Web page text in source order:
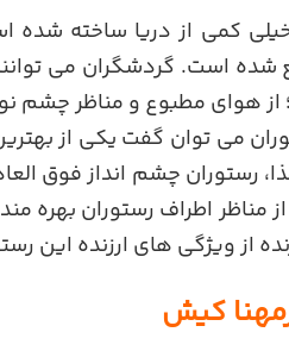
کمی از دریا ساخته شده
شده است. گردشگران می
هوای مطبوع و مناظر چشم
می توان گفت یکی از
رستوران چشم انداز فوق
مناظر اطراف رستوران بهره
از ویژگی های ارزنده این
کیش